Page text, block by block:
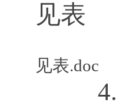
见表
见表.doc
4.